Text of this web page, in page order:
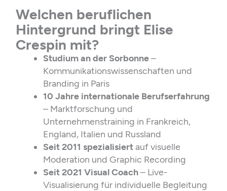
Welchen beruflichen
Hintergrund bringt Elise
Crespin mit?
Studium an der Sorbonne–
Kommunikationswissenschaften und
Branding in Paris
10 Jahre internationale Berufserfahrung
– Marktforschung und
Unternehmenstraining in Frankreich,
England, Italien und Russland
Seit 2011 spezialisiertauf visuelle
Moderation und Graphic Recording
Seit 2021 Visual Coach– Live-
Visualisierung für individuelle Begleitung